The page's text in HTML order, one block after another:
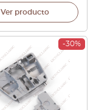
Ver producto
-30%